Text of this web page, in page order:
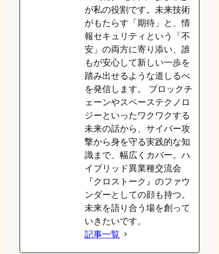
が私の役割です。未来技術
がもたらす「期待」と、情
報セキュリティという「不
安」の両方に寄り添い、誰
もが安心して新しい一歩を
踏み出せるような道しるべ
を発信します。 ブロックチ
ェーンやスペーステクノロ
ジーといったワクワクする
未来の話から、サイバー攻
撃から身を守る実践的な知
識まで、幅広くカバー。ハ
イブリッド異業種交流会
『クロストーク』のファウ
ンダーとしての顔も持つ。
未来を語り合う場を創って
いきたいです。
記事一覧